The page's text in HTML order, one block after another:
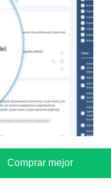
Comprar mejor